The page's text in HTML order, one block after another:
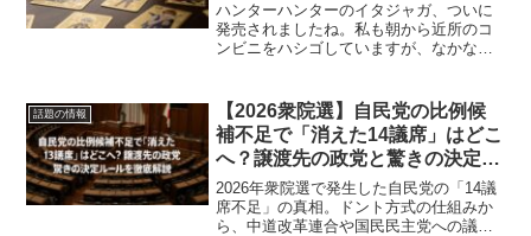
ハンターハンターのイタジャガ、ついに
発売されましたね。私も朝から近所のコ
ンビニをハシゴしていますが、なかなか
目撃情報や、狙い目の穴場スポットを徹
底解説します。▶ハンター...
話題の情報
【2026衆院選】自民党の比例候
補不足で「消えた14議席」はどこ
へ？譲渡先の政党と驚きの決定ル
ールを徹底解説
2026年衆院選で発生した自民党の「14議
席不足」の真相。ドント方式の仕組みか
ら、中道改革連合や国民民主党への議席